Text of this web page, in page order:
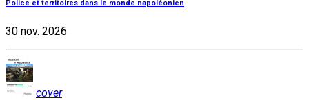
Police et territoires dans le monde napoléonien
30 nov. 2026
cover